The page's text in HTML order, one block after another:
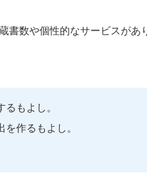
書数や個性的なサービスがあ
もよし。
作るもよし。